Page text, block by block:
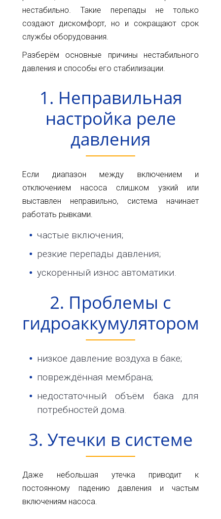
Карта
глубин
Новости
Статьи
Отзывы
Контакты
Пт.
Сб.
г.Киев
ул.
Окружная,
11-
61
+38(068)556-
87-
info@1kbk.com.ua
нестабильно. Такие перепады не только
создают дискомфорт, но и сокращают срок
службы оборудования.
Разберём основные причины нестабильного
давления и способы его стабилизации.
1. Неправильная
настройка реле
давления
Если диапазон между включением и
отключением насоса слишком узкий или
выставлен неправильно, система начинает
работать рывками.
частые включения;
резкие перепады давления;
ускоренный износ автоматики.
2. Проблемы с
гидроаккумулятором
низкое давление воздуха в баке;
повреждённая мембрана;
недостаточный объём бака для
потребностей дома.
3. Утечки в системе
Даже небольшая утечка приводит к
постоянному падению давления и частым
включениям насоса.